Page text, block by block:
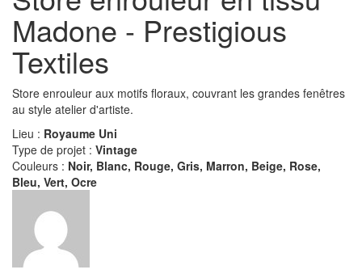
Madone - Prestigious
Textiles
Store enrouleur aux motifs floraux, couvrant les grandes fenêtres
au style atelier d'artiste.
Lieu : Royaume Uni
Type de projet : Vintage
Couleurs : Noir, Blanc, Rouge, Gris, Marron, Beige, Rose,
Bleu, Vert, Ocre